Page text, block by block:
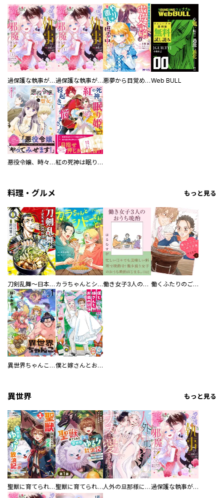
過保護な執事が私の婚活を邪魔してきます！ 分冊版 過保護な執事が私の婚活を邪魔してきます！ 悪夢から目覚めた傲慢令嬢はやり直しを模索中（コミック）Web BULL
悪役令嬢、時々本気、のち聖女。（コミック）【電子版特典付】 紅の死神は眠り姫の寝起きに悩まされる（コミック）
料理・グルメ もっと見る
刀剣乱舞～日本号つれづれ酒～ カラちゃんとシトーさんと、 【分冊版】 働き女子3人のおうち晩酌 働くふたりのごほうび飯
異世界ちゃんこ～横綱目前に召喚されたんだが～ 【連載版】 僕と嫁さんとお酒の関係
異世界 もっと見る
聖獣に育てられた少年の異世界ゆるり放浪記～神様からもらったチート魔法で、仲間たちとスローライフを満喫中～ 聖獣に育てられた少年の異世界ゆるり放浪記～神様からもらったチート魔法で、仲間たちとスローライフを満喫中～【分冊版】 人外の旦那様に娶られ毎晩ナカまで愛される…。アンソロジー 過保護な執事が私の婚活を邪魔してきます！ 分冊版